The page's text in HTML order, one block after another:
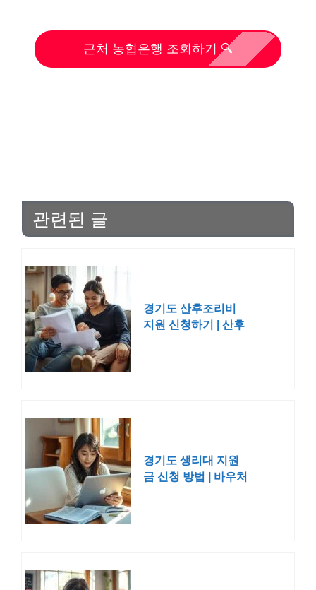
근처 농협은행 조회하기 🔍
관련된 글
경기도 산후조리비
지원 신청하기 | 산후
경기도 생리대 지원
금 신청 방법 | 바우처